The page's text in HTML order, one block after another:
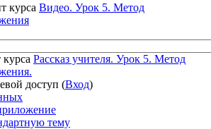
курса Видео. Урок 5. Метод
Рассказ учителя. Урок 5. Метод
доступ (Вход)
тему